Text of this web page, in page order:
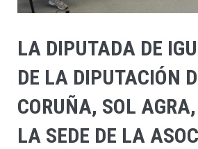
LA DIPUTADA DE
DE LA DIPUTACIÓN
CORUÑA, SOL
LA SEDE DE LA